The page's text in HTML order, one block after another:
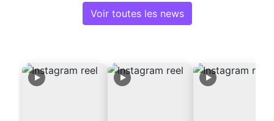
Voir toutes les news